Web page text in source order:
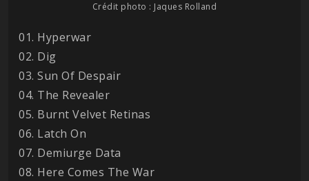
Crédit photo : Jaques Rolland
01. Hyperwar
02. Dig
03. Sun Of Despair
04. The Revealer
05. Burnt Velvet Retinas
06. Latch On
07. Demiurge Data
08. Here Comes The War